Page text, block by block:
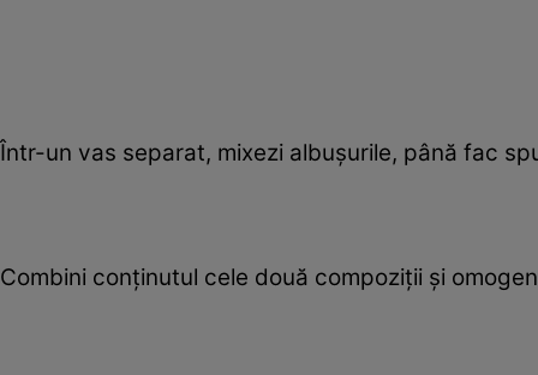
Într-un vas separat, mixezi albuşurile, până fac
Combini conţinutul cele două compoziţii şi